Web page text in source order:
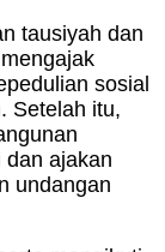
tausiyah dan
sosial
Setelah itu,
dan ajakan
undangan